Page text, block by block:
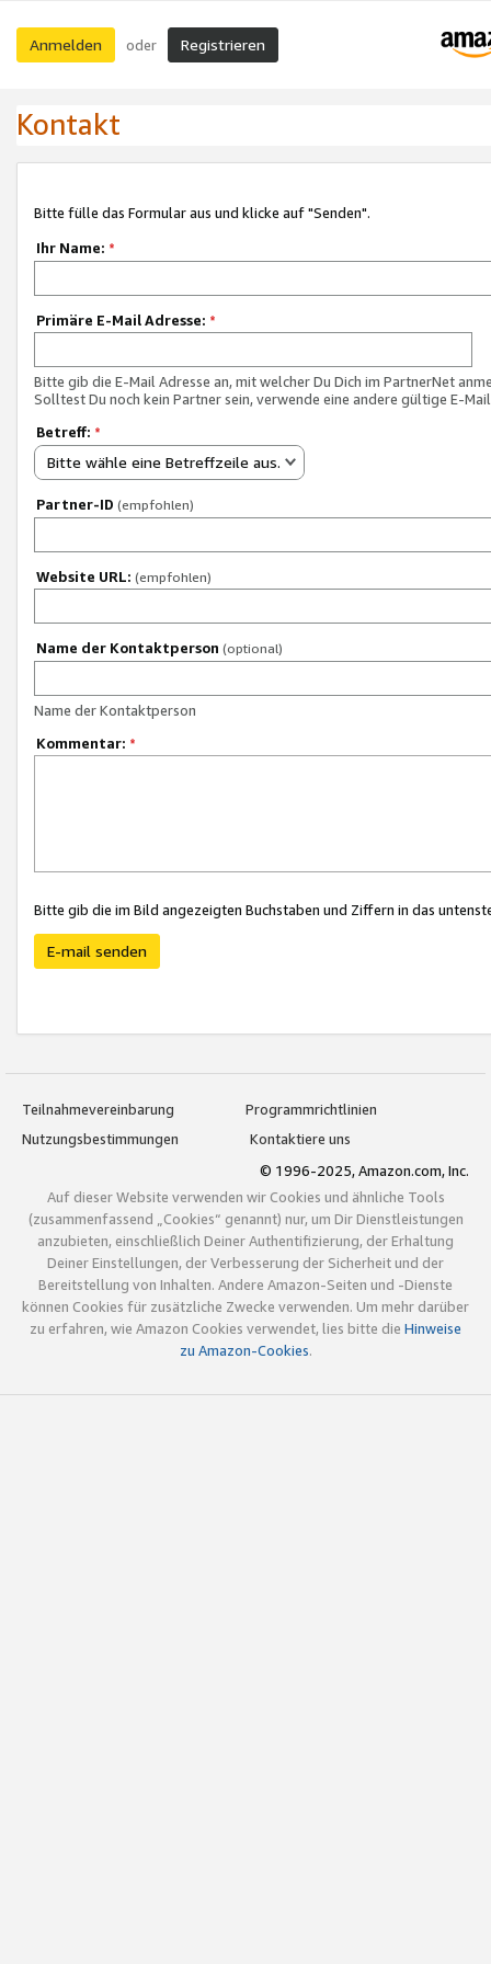
Anmelden oder Registrieren
Kontakt
Bitte fülle das Formular aus und klicke auf "Senden".
Ihr Name: *
Primäre E-Mail Adresse: *
Bitte gib die E-Mail Adresse an, mit welcher Du Dich im PartnerNet
Solltest Du noch kein Partner sein, verwende eine andere gültige E-
Betreff: *
Bitte wähle eine Betreffzeile aus.
Partner-ID (empfohlen)
Website URL: (empfohlen)
Name der Kontaktperson (optional)
Name der Kontaktperson
Kommentar: *
Bitte gib die im Bild angezeigten Buchstaben und Ziffern in das
E-mail senden
Teilnahmevereinbarung
Programmrichtlinien
Nutzungsbestimmungen
Kontaktiere uns
© 1996-2025, Amazon.com, Inc.
Auf dieser Website verwenden wir Cookies und ähnliche Tools
(zusammenfassend „Cookies“ genannt) nur, um Dir Dienstleistungen
anzubieten, einschließlich Deiner Authentifizierung, der Erhaltung
Deiner Einstellungen, der Verbesserung der Sicherheit und der
Bereitstellung von Inhalten. Andere Amazon-Seiten und -Dienste
können Cookies für zusätzliche Zwecke verwenden. Um mehr darüber
zu erfahren, wie Amazon Cookies verwendet, lies bitte die Hinweise
zu Amazon-Cookies.